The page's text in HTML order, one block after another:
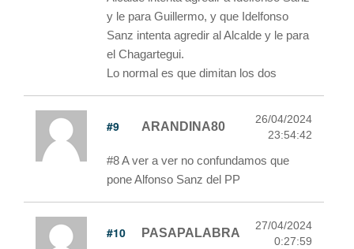
y le para Guillermo, y que Idelfonso
Sanz intenta agredir al Alcalde y le para
el Chagartegui.
Lo normal es que dimitan los dos
#9 ARANDINA80
26/04/2024
23:54:42
#8 A ver a ver no confundamos que
pone Alfonso Sanz del PP
#10 PASAPALABRA
27/04/2024
0:27:59